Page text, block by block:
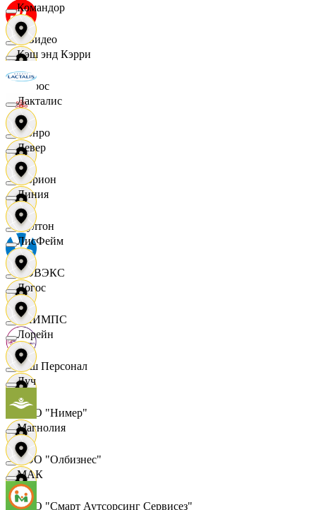
МВидео
Мирос
Монро
Морион
Мултон
НОВЭКС
ОЛИМПС
Ваш Персонал
ООО "Нимер"
ООО "Олбизнес"
ООО "Смарт Аутсорсинг Сервисез"
Командор
Кэш энд Кэрри
Лакталис
Левер
Линия
ЛисФейм
Логос
Лорейн
Луч
Магнолия
МАК